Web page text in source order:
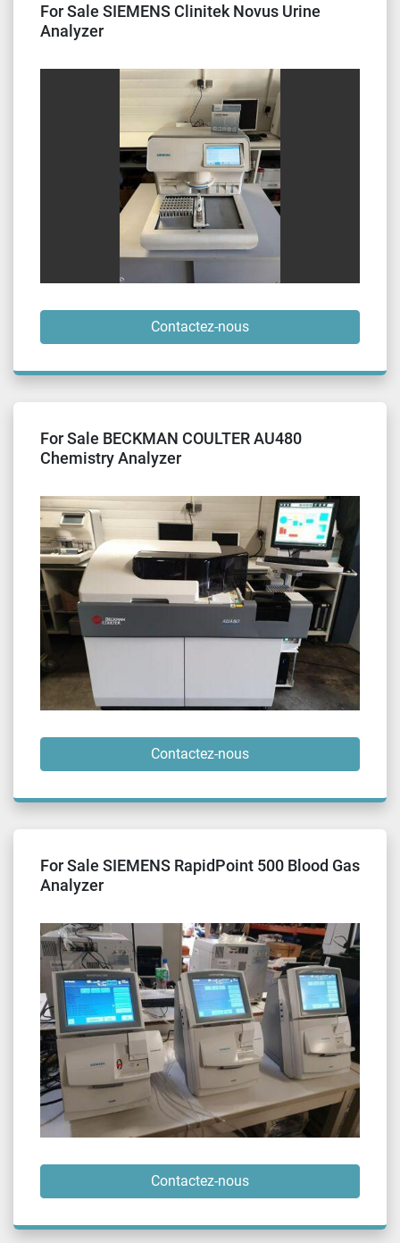
For Sale SIEMENS Clinitek Novus Urine
Analyzer
Contactez-nous
For Sale BECKMAN COULTER AU480
Chemistry Analyzer
Contactez-nous
For Sale SIEMENS RapidPoint 500 Blood Gas
Analyzer
Contactez-nous